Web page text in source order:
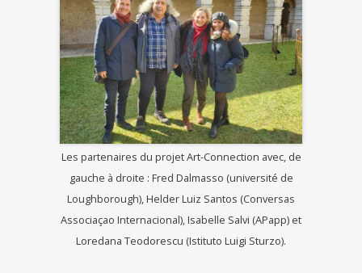
Les partenaires du projet Art-Connection avec, de
gauche à droite : Fred Dalmasso (université de
Loughborough), Helder Luiz Santos (Conversas
Associaçao Internacional), Isabelle Salvi (APapp) et
Loredana Teodorescu (Istituto Luigi Sturzo).